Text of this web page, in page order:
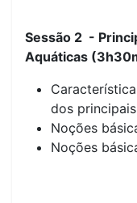
Sessão 2 -
Aquáticas
dos
Noções
Noções